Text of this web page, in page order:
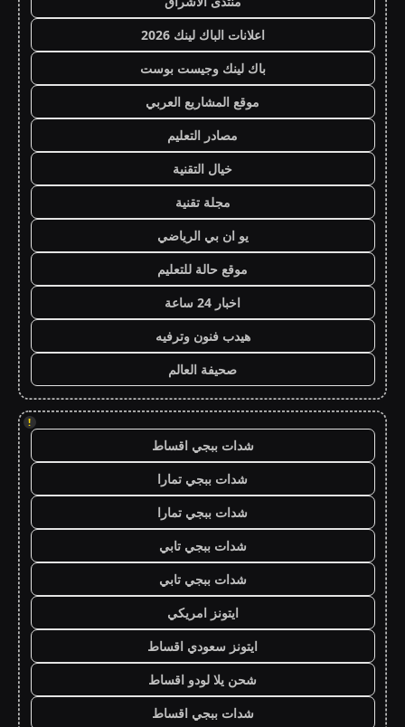
اعلانات الباك لينك 2026
باك لينك وجيست بوست
موقع المشاريع العربي
مصادر التعليم
خيال التقنية
مجلة تقنية
يو ان بي الرياضي
موقع حالة للتعليم
اخبار 24 ساعة
هيدب فنون وترفيه
صحيفة العالم
!
شدات ببجي اقساط
شدات ببجي تمارا
شدات ببجي تمارا
شدات ببجي تابي
شدات ببجي تابي
ايتونز امريكي
ايتونز سعودي اقساط
شحن يلا لودو اقساط
شدات ببجي اقساط